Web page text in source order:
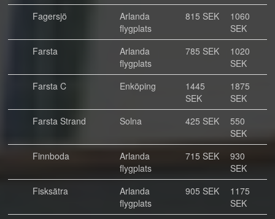
Fagersjö
Arlanda
flygplats
815 SEK
1060
SEK
Farsta
Arlanda
flygplats
785 SEK
1020
SEK
Farsta C
Enköping
1445
SEK
1875
SEK
Farsta Strand
Solna 425 SEK
550
SEK
Finnboda
Arlanda
flygplats
715 SEK
930
SEK
Fisksätra
Arlanda
flygplats
905 SEK
1175
SEK